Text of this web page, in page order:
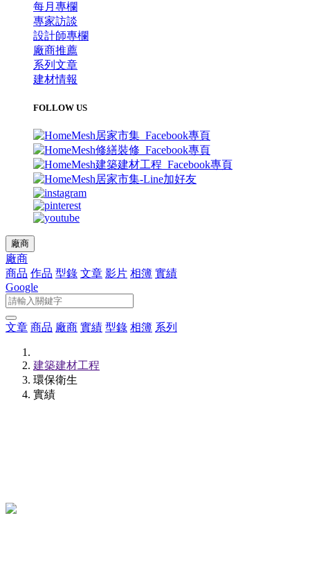
每月專欄
專家訪談
設計師專欄
廠商推薦
系列文章
建材情報
FOLLOW US
廠商
廠商
商品 作品 型錄 文章 影片 相簿 實績
Google
文章 商品 廠商 實績 型錄 相簿 系列
建築建材工程
環保衛生
實績